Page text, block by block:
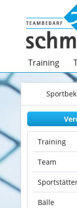
Training
Training
Team
Bälle